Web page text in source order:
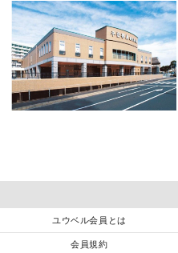
ユウベル会員とは
会員規約